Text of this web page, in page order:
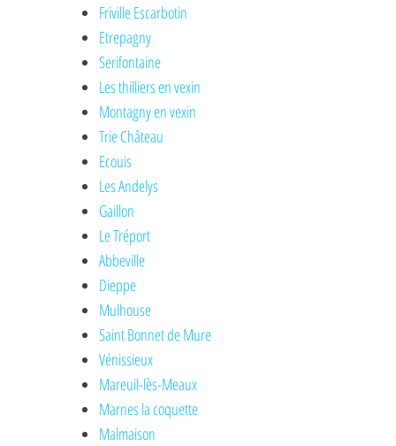
Friville Escarbotin
Etrepagny
Serifontaine
Les thilliers en vexin
Montagny en vexin
Trie Château
Ecouis
Les Andelys
Gaillon
Le Tréport
Abbeville
Dieppe
Mulhouse
Saint Bonnet de Mure
Vénissieux
Mareuil-lès-Meaux
Marnes la coquette
Malmaison